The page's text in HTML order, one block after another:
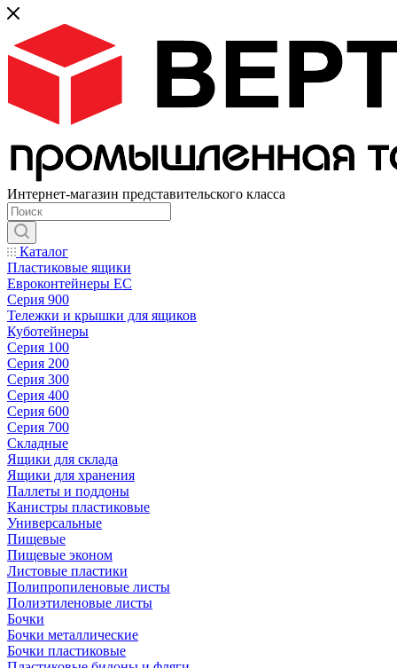
Интернет-магазин представительского класса
Каталог
Пластиковые ящики
Евроконтейнеры ЕС
Серия 900
Тележки и крышки для ящиков
Куботейнеры
Серия 100
Серия 200
Серия 300
Серия 400
Серия 600
Серия 700
Складные
Ящики для склада
Ящики для хранения
Паллеты и поддоны
Канистры пластиковые
Универсальные
Пищевые
Пищевые эконом
Листовые пластики
Полипропиленовые листы
Полиэтиленовые листы
Бочки
Бочки металлические
Бочки пластиковые